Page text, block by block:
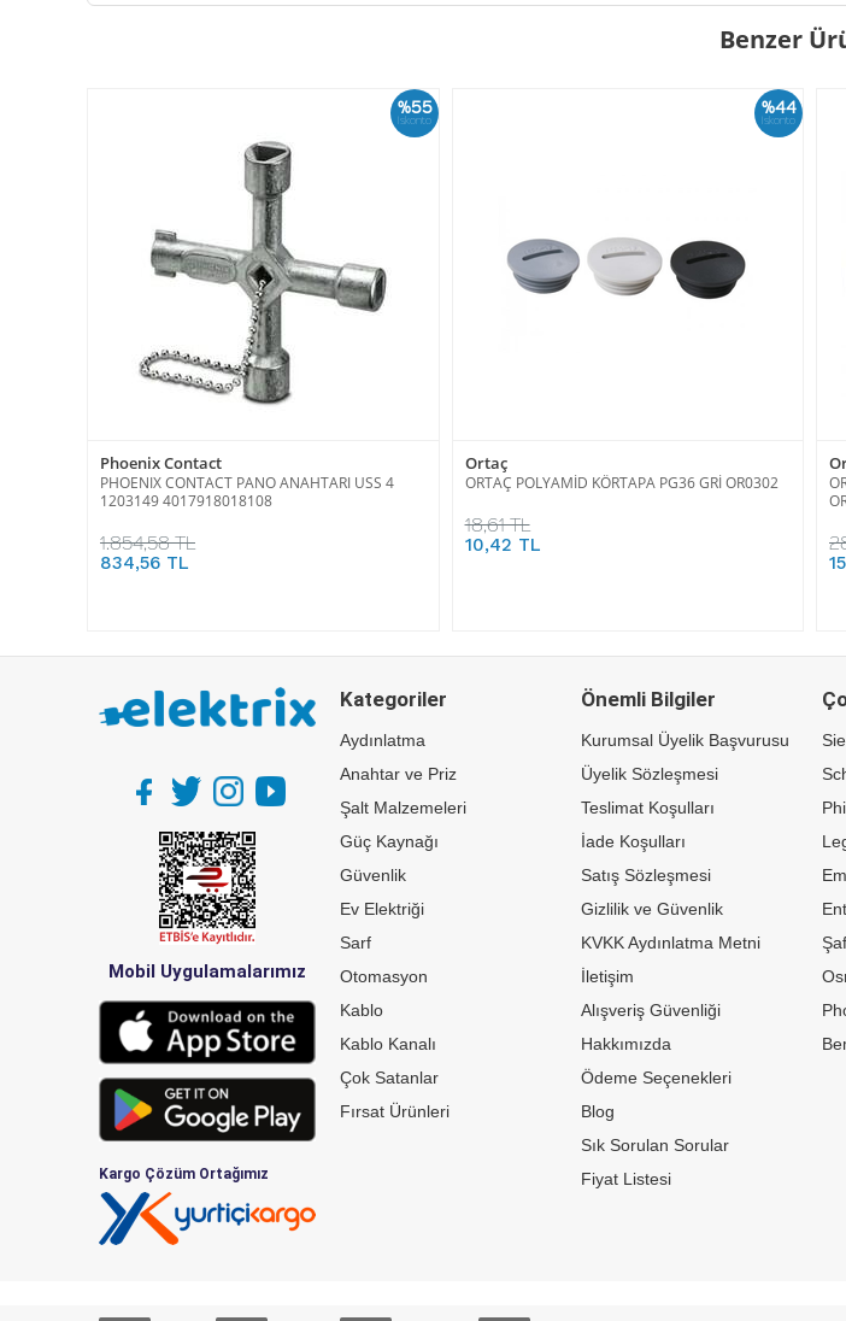
Benzer
%55
İskonto
Phoenix Contact
PHOENIX CONTACT PANO ANAHTARI USS 4
1203149 4017918018108
1.854,58 TL
834,56 TL
%44
İskonto
Ortaç
ORTAÇ POLYAMİD KÖRTAPA PG36 GRİ OR0302
18,61 TL
10,42 TL
Mobil Uygulamalarımız
Kargo Çözüm Ortağımız
Kategoriler
Aydınlatma
Anahtar ve Priz
Şalt Malzemeleri
Güç Kaynağı
Güvenlik
Ev Elektriği
Sarf
Otomasyon
Kablo
Kablo Kanalı
Çok Satanlar
Fırsat Ürünleri
Önemli Bilgiler
Kurumsal Üyelik Başvurusu
Üyelik Sözleşmesi
Teslimat Koşulları
İade Koşulları
Satış Sözleşmesi
Gizlilik ve Güvenlik
KVKK Aydınlatma Metni
İletişim
Alışveriş Güvenliği
Hakkımızda
Ödeme Seçenekleri
Blog
Sık Sorulan Sorular
Fiyat Listesi